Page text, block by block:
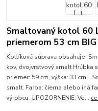
Smaltovaný kotol 60
priemerom 53 cm BIG
Kotlíková súprava obsahuje:
kov, dvojvrstvový smalt Hrúbka
priemer: 59 cm, výška: 33 cm.
smalt. Farba: čierna alebo iná
výrobcu. UPOZORNENIE: Ve...